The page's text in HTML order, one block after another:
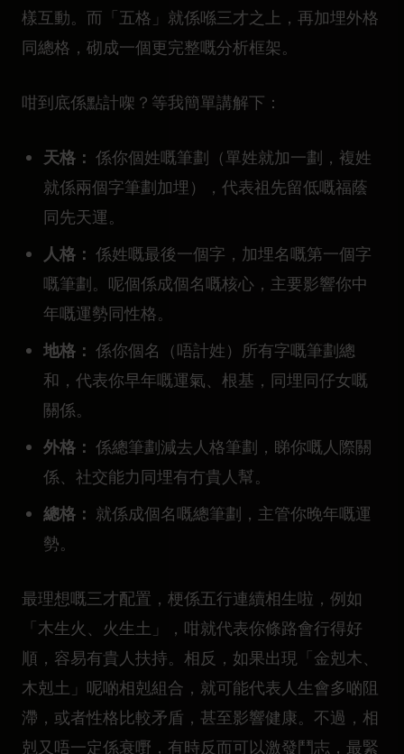
樣互動。而「五格」就係喺三才之上，再加埋外格
同總格，砌成一個更完整嘅分析框架。
咁到底係點計㗎？等我簡單講解下：
天格： 係你個姓嘅筆劃（單姓就加一劃，複姓
就係兩個字筆劃加埋），代表祖先留低嘅福蔭
同先天運。
人格： 係姓嘅最後一個字，加埋名嘅第一個字
嘅筆劃。呢個係成個名嘅核心，主要影響你中
年嘅運勢同性格。
地格： 係你個名（唔計姓）所有字嘅筆劃總
和，代表你早年嘅運氣、根基，同埋同仔女嘅
關係。
外格： 係總筆劃減去人格筆劃，睇你嘅人際關
係、社交能力同埋有冇貴人幫。
總格： 就係成個名嘅總筆劃，主管你晚年嘅運
勢。
最理想嘅三才配置，梗係五行連續相生啦，例如
「木生火、火生土」，咁就代表你條路會行得好
順，容易有貴人扶持。相反，如果出現「金剋木、
木剋土」呢啲相剋組合，就可能代表人生會多啲阻
滯，或者性格比較矛盾，甚至影響健康。不過，相
剋又唔一定係衰嘢，有時反而可以激發鬥志，最緊